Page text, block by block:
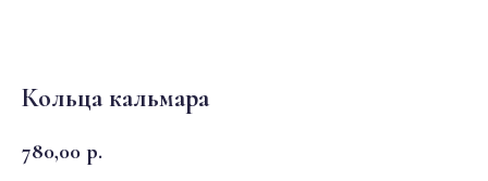
Кольца кальмара
780,00 р.